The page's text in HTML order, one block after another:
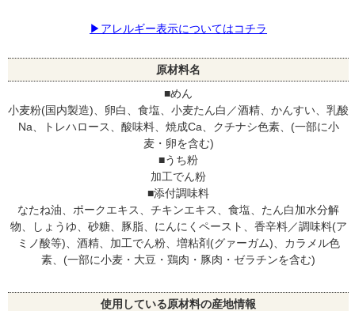
▶アレルギー表示についてはコチラ
原材料名
■めん
小麦粉(国内製造)、卵白、食塩、小麦たん白／酒精、かんすい、乳酸
Na、トレハロース、酸味料、焼成Ca、クチナシ色素、(一部に小
麦・卵を含む)
■うち粉
加工でん粉
■添付調味料
なたね油、ポークエキス、チキンエキス、食塩、たん白加水分解
物、しょうゆ、砂糖、豚脂、にんにくペースト、香辛料／調味料(ア
ミノ酸等)、酒精、加工でん粉、増粘剤(グァーガム)、カラメル色
素、(一部に小麦・大豆・鶏肉・豚肉・ゼラチンを含む)
使用している原材料の産地情報